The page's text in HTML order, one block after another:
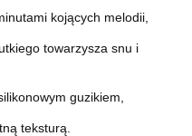
kojących melodii,
towarzysza snu i
guzikiem,
teksturą.